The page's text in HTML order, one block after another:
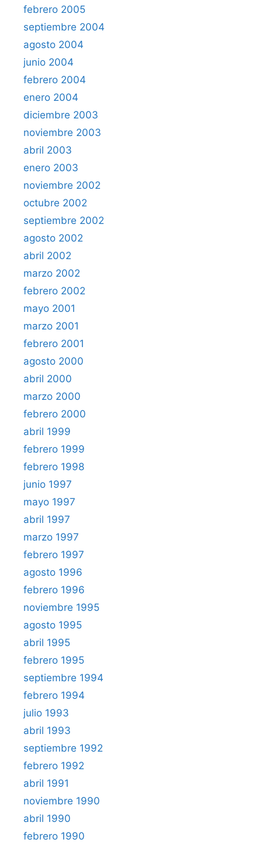
febrero 2005
septiembre 2004
agosto 2004
junio 2004
febrero 2004
enero 2004
diciembre 2003
noviembre 2003
abril 2003
enero 2003
noviembre 2002
octubre 2002
septiembre 2002
agosto 2002
abril 2002
marzo 2002
febrero 2002
mayo 2001
marzo 2001
febrero 2001
agosto 2000
abril 2000
marzo 2000
febrero 2000
abril 1999
febrero 1999
febrero 1998
junio 1997
mayo 1997
abril 1997
marzo 1997
febrero 1997
agosto 1996
febrero 1996
noviembre 1995
agosto 1995
abril 1995
febrero 1995
septiembre 1994
febrero 1994
julio 1993
abril 1993
septiembre 1992
febrero 1992
abril 1991
noviembre 1990
abril 1990
febrero 1990